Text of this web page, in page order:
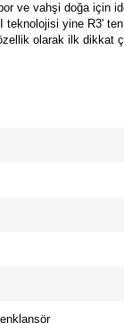
ve vahşi doğa için
yine R3'
olarak ilk